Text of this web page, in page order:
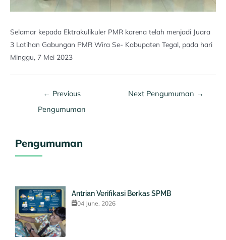
Selamar kepada Ektrakulikuler PMR karena telah menjadi Juara
3 Latihan Gabungan PMR Wira Se- Kabupaten Tegal, pada hari
Minggu, 7 Mei 2023
← Previous
Pengumuman
Next Pengumuman →
Pengumuman
Antrian Verifikasi Berkas SPMB
04 June, 2026